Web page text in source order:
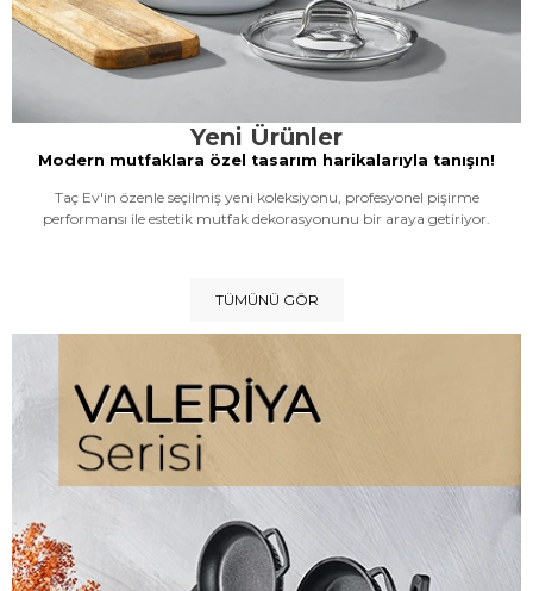
Yeni Ürünler
Modern mutfaklara özel tasarım harikalarıyla tanışın!
Taç Ev'in özenle seçilmiş yeni koleksiyonu, profesyonel pişirme
performansı ile estetik mutfak dekorasyonunu bir araya getiriyor.
TÜMÜNÜ GÖR